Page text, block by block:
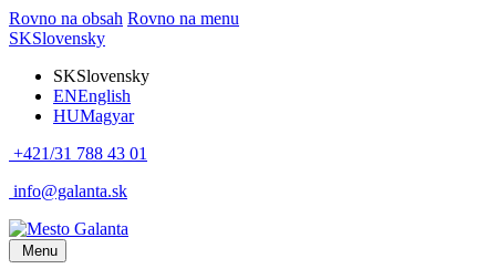
Rovno na obsah Rovno na menu
SKSlovensky
SKSlovensky
ENEnglish
HUMagyar
+421/31 788 43 01
info@galanta.sk
Menu